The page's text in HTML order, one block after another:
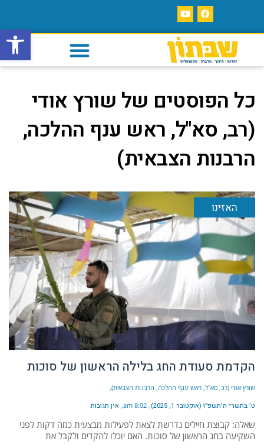
פתח
כל הפוסטים של שורץ אודי
(רב, סא"ל, ראש ענף ההלכה,
הרבנות הצבאית)
האזינו
הקדמת סעודת החג בלילה הראשון של סוכות
שורץ אודי (רב, סא"ל, ראש ענף ההלכה, הרבנות הצבאית)
ט׳ בתשרי ה׳תשפ״ו (אוקטובר 1, 2025) 8:02 am אין תגובות
שאלה: קבוצת חיילים נדרשת לצאת לפעילות מבצעית כמה דקות לפני
השקיעה בחג הראשון של סוכות. האם יוכלו להקדים ולקבל את